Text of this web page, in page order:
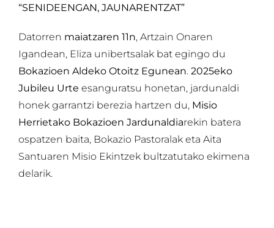
“SENIDEENGAN, JAUNARENTZAT”
Datorren maiatzaren 11n, Artzain Onaren
Igandean, Eliza unibertsalak bat egingo du
Bokazioen Aldeko Otoitz Egunean. 2025eko
Jubileu Urte esanguratsu honetan, jardunaldi
honek garrantzi berezia hartzen du, Misio
Herrietako Bokazioen Jardunaldiarekin batera
ospatzen baita, Bokazio Pastoralak eta Aita
Santuaren Misio Ekintzek bultzatutako ekimena
delarik.